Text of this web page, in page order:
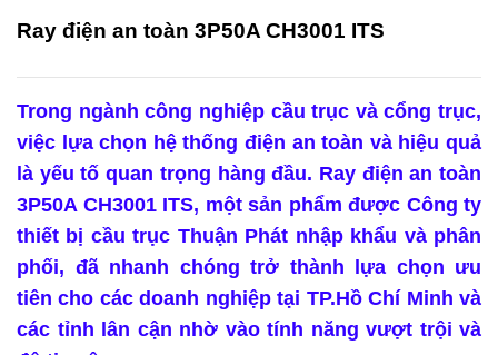
​​​​​​​Ray điện an toàn 3P50A CH3001 ITS
Trong ngành công nghiệp cầu trục và cổng trục,
việc lựa chọn hệ thống điện an toàn và hiệu quả
là yếu tố quan trọng hàng đầu. Ray điện an toàn
3P50A CH3001 ITS, một sản phẩm được Công ty
thiết bị cầu trục Thuận Phát nhập khẩu và phân
phối, đã nhanh chóng trở thành lựa chọn ưu
tiên cho các doanh nghiệp tại TP.Hồ Chí Minh và
các tỉnh lân cận nhờ vào tính năng vượt trội và